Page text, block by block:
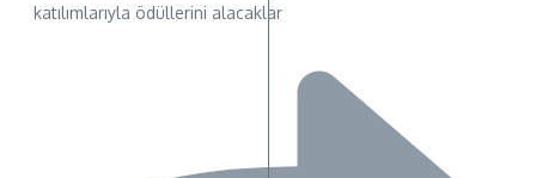
katılımlarıyla ödüllerini alacaklar